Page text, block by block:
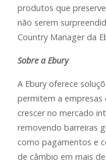
produtos que
não serem
Country Manager da
Sobre a Ebury
A Ebury oferece
permitem a empresas
crescer no mercado
removendo barreiras
como pagamentos e
de câmbio em mais